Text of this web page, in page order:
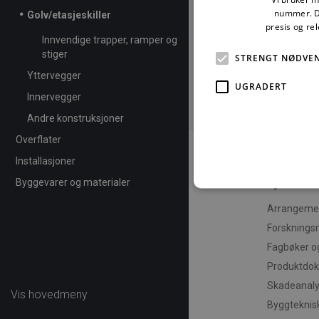
Golv/etasjeskiller
Innvendige trapper, ramper og
stiger
Yttervegger
Innervegger
Andre konstruksjoner
Overflater
Installasjoner
Byggevarer og materialer
Vis hovedmeny
Fagbøker
nummer.
presis og
STRENGT
UGRADERT
Strengt nødvendige
ikke brukes riktig uten
CookieScriptConsent